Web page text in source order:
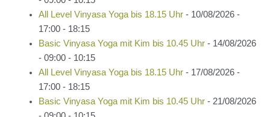
All Level Vinyasa Yoga bis 18.15 Uhr- 10/08/2026 -
17:00 - 18:15
Basic Vinyasa Yoga mit Kim bis 10.45 Uhr- 14/08/2026
- 09:00 - 10:15
All Level Vinyasa Yoga bis 18.15 Uhr- 17/08/2026 -
17:00 - 18:15
Basic Vinyasa Yoga mit Kim bis 10.45 Uhr- 21/08/2026